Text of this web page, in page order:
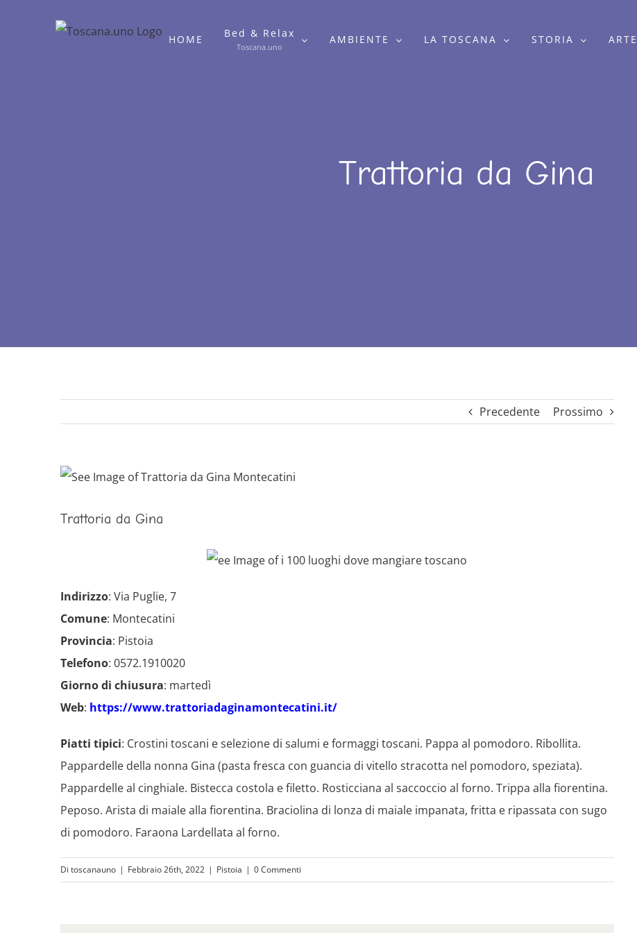
HOME Bed & Relax
Toscana.uno
AMBIENTE LA TOSCANA STORIA ARTE
Trattoria da Gina
Precedente Prossimo
Ingrandisci
Trattoria da Gina
Indirizzo: Via Puglie, 7
Comune: Montecatini
Provincia: Pistoia
Telefono: 0572.1910020
Giorno di chiusura: martedì
Web: https://www.trattoriadaginamontecatini.it/
Piatti tipici: Crostini toscani e selezione di salumi e formaggi toscani. Pappa al pomodoro. Ribollita.
Pappardelle della nonna Gina (pasta fresca con guancia di vitello stracotta nel pomodoro, speziata).
Pappardelle al cinghiale. Bistecca costola e filetto. Rosticciana al saccoccio al forno. Trippa alla fiorentina.
Peposo. Arista di maiale alla fiorentina. Braciolina di lonza di maiale impanata, fritta e ripassata con sugo
di pomodoro. Faraona Lardellata al forno.
Di toscanauno | Febbraio 26th, 2022 | Pistoia | 0 Commenti